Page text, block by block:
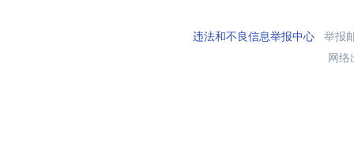
违法和不良信息举报中心举报
网